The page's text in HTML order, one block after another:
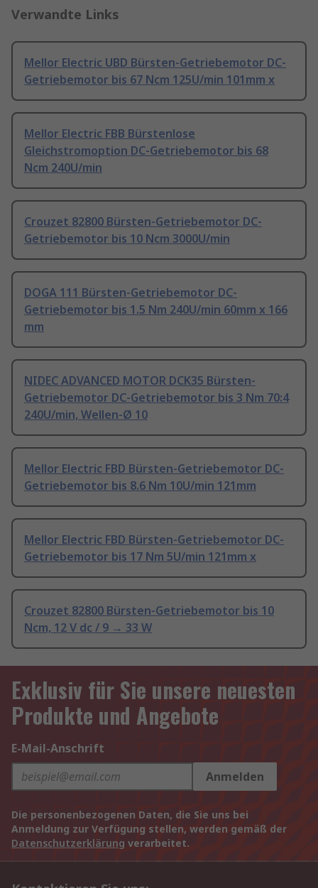
Verwandte Links
Mellor Electric UBD Bürsten-Getriebemotor DC-
Getriebemotor bis 67 Ncm 125U/min 101mm x
Mellor Electric FBB Bürstenlose
Gleichstromoption DC-Getriebemotor bis 68
Ncm 240U/min
Crouzet 82800 Bürsten-Getriebemotor DC-
Getriebemotor bis 10 Ncm 3000U/min
DOGA 111 Bürsten-Getriebemotor DC-
Getriebemotor bis 1.5 Nm 240U/min 60mm x 166
mm
NIDEC ADVANCED MOTOR DCK35 Bürsten-
Getriebemotor DC-Getriebemotor bis 3 Nm 70:4
240U/min, Wellen-Ø 10
Mellor Electric FBD Bürsten-Getriebemotor DC-
Getriebemotor bis 8.6 Nm 10U/min 121mm
Mellor Electric FBD Bürsten-Getriebemotor DC-
Getriebemotor bis 17 Nm 5U/min 121mm x
Crouzet 82800 Bürsten-Getriebemotor bis 10
Ncm, 12 V dc / 9 → 33 W
Exklusiv für Sie unsere neuesten
Produkte und Angebote
E-Mail-Anschrift
Anmelden
Die personenbezogenen Daten, die Sie uns bei
Anmeldung zur Verfügung stellen, werden gemäß der
Datenschutzerklärung verarbeitet.